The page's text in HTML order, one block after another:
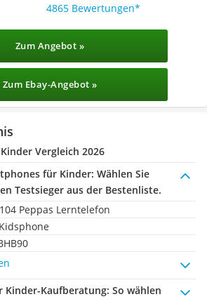
4865 Bewertungen
Zum Angebot »
Zum Ebay-Angebot »
Vergleich 2026
für Kinder: Wählen Sie
Testsieger aus der Bestenliste.
Peppas Lerntelefon
Kinder-Kaufberatung: So wählen